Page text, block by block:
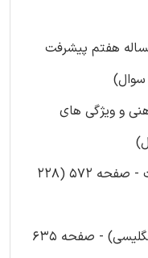
هفتم پیشرفت
و ویژگی های
سوالات فناوری اطلاعات - صفحه 572 (228
سوالات زبان خارجه (انگلیسی) - صفحه 635